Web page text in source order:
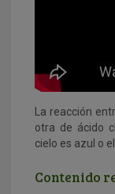
La reacción
otra de ácido
cielo es azul o
Contenido